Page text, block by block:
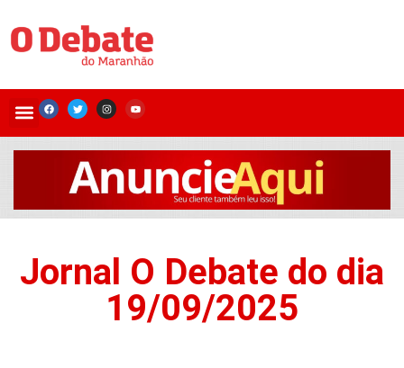
Jornal O Debate do dia
19/09/2025